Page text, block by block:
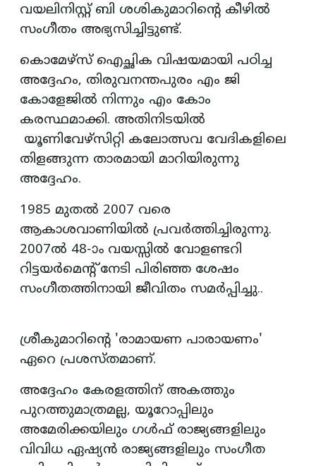
വയലിനിസ്റ്റ് ബി ശശികുമാറിന്റെ കീഴിൽ
സംഗീതം അഭ്യസിച്ചിട്ടുണ്ട്.
കൊമേഴ്സ് ഐച്ഛിക വിഷയമായി പഠിച്ച
അദ്ദേഹം, തിരുവനന്തപുരം എം ജി
കോളേജിൽ നിന്നും എം കോം
കരസ്ഥമാക്കി. അതിനിടയിൽ
യൂണിവേഴ്സിറ്റി കലോത്സവ വേദികളിലെ
തിളങ്ങുന്ന താരമായി മാറിയിരുന്നു
അദ്ദേഹം.
1985 മുതൽ 2007 വരെ
ആകാശവാണിയിൽ പ്രവർത്തിച്ചിരുന്നു.
2007ൽ 48-ാം വയസ്സിൽ വോളണ്ടറി
റിട്ടയർമെന്റ് നേടി പിരിഞ്ഞ ശേഷം
സംഗീതത്തിനായി ജീവിതം സമർപ്പിച്ചു..
ശ്രീകുമാറിന്റെ 'രാമായണ പാരായണം'
ഏറെ പ്രശസ്തമാണ്.
അദ്ദേഹം കേരളത്തിന് അകത്തും
പുറത്തുമാത്രമല്ല, യൂറോപ്പിലും
അമേരിക്കയിലും ഗൾഫ് രാജ്യങ്ങളിലും
വിവിധ ഏഷ്യൻ രാജ്യങ്ങളിലും സംഗീത